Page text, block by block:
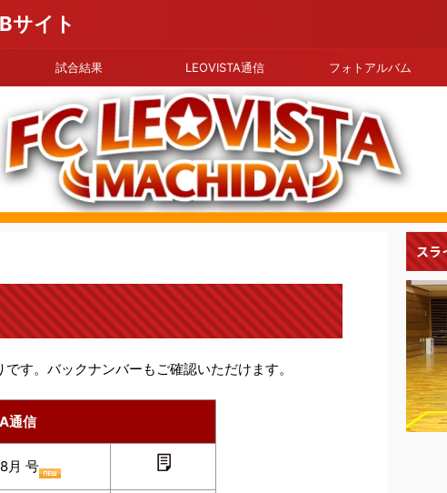
サイト
試合結果 LEOVISTA通信 フォトアルバム
す。バックナンバーもご確認いただけます。
通信
月 号
スラ